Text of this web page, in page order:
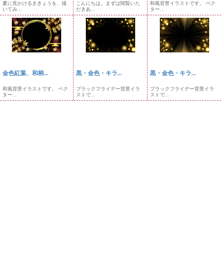
夏に見かけるききょうを、描
いてみ...
こんにちは。まずは閲覧いた
だきあ...
和風背景イラストです。 ベク
ター...
金色紅葉、和柄...
和風背景イラストです。 ベク
ター...
黒・金色・キラ...
ブラックフライデー背景イラ
ストで...
黒・金色・キラ...
ブラックフライデー背景イラ
ストで...